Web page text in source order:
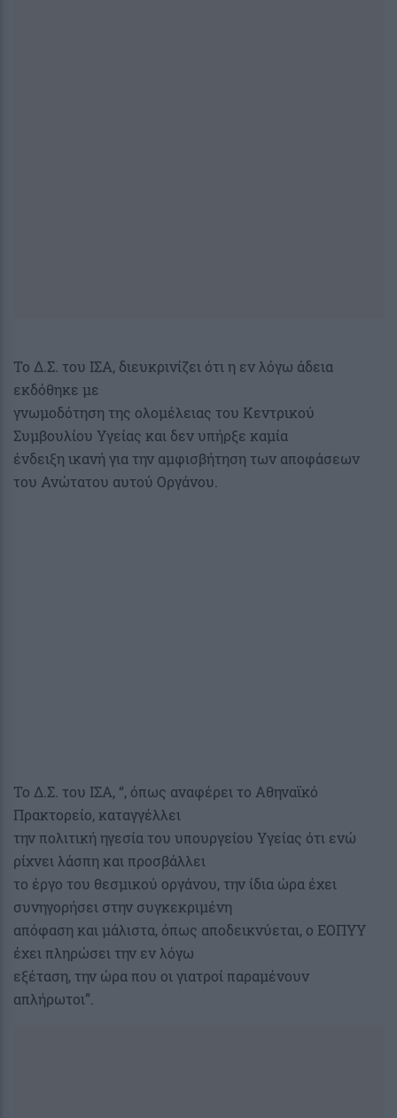
Το Δ.Σ. του ΙΣΑ, διευκρινίζει ότι η εν λόγω άδεια
εκδόθηκε με
γνωμοδότηση της ολομέλειας του Κεντρικού
Συμβουλίου Υγείας και δεν υπήρξε καμία
ένδειξη ικανή για την αμφισβήτηση των αποφάσεων
του Ανώτατου αυτού Οργάνου.
Το Δ.Σ. του ΙΣΑ, “, όπως αναφέρει το Αθηναϊκό
Πρακτορείο, καταγγέλλει
την πολιτική ηγεσία του υπουργείου Υγείας ότι ενώ
ρίχνει λάσπη και προσβάλλει
το έργο του θεσμικού οργάνου, την ίδια ώρα έχει
συνηγορήσει στην συγκεκριμένη
απόφαση και μάλιστα, όπως αποδεικνύεται, ο ΕΟΠΥΥ
έχει πληρώσει την εν λόγω
εξέταση, την ώρα που οι γιατροί παραμένουν
απλήρωτοι”.